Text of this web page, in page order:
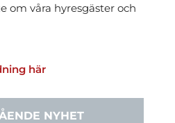
om våra hyresgäster och
här